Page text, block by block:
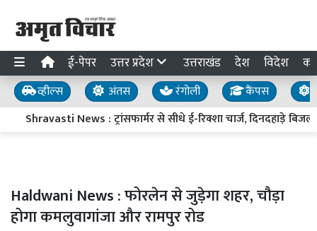
ई-पेपर उत्तर प्रदेश उत्तराखंड देश विदेश
व्हील्स अंतस रंगोली कैंपस
Shravasti News : ट्रांसफार्मर से सीधे ई-रिक्शा चार्ज, दिनदहाड़े बिजली
Haldwani News : फोरलेन से जुड़ेगा शहर, चौड़ा
होगा कमलुवागांजा और रामपुर रोड